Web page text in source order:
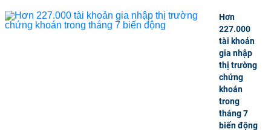
Hơn
227.000
tài khoản
gia nhập
thị trường
chứng
khoán
trong
tháng 7
biến động